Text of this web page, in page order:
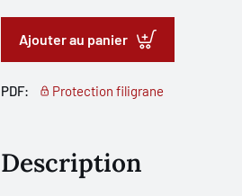
Ajouter au panier
PDF: Protection filigrane
Description